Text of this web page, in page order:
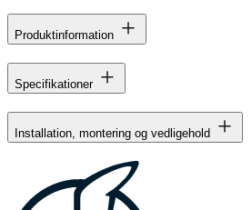
Produktinformation
Specifikationer
Installation, montering og vedligehold